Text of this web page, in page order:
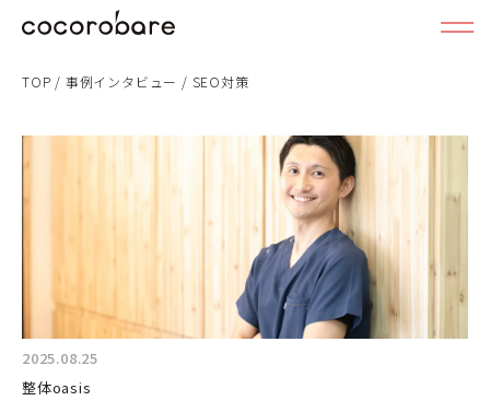
TOP / 事例インタビュー / SEO対策
2025.08.25
整体oasis